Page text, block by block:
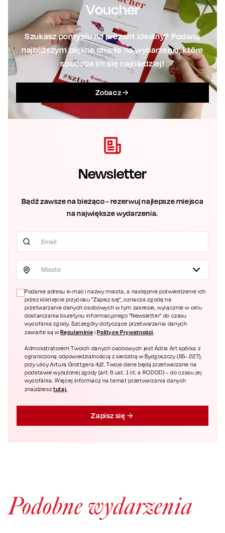
Voucher
Szukasz pomysłu na prezent idealny? Podaruj
najbliższym piękne chwile na wydarzeniu, które
spodoba im się najbardziej!
Zobacz
Newsletter
Bądź zawsze na bieżąco - rezerwuj najlepsze miejsca
na największe wydarzenia.
Miasto
Podanie adresu e-mail i nazwy miasta, a następnie potwierdzenie ich
przez kliknięcie przycisku "Zapisz się", oznacza zgodę na
przetwarzanie danych osobowych w tym zakresie, wyłącznie w celu
dostarczania biuletynu informacyjnego "Newsletter" do czasu
wycofania zgody. Szczegóły dotyczące przetwarzania danych
zawarte są wRegulaminie i Polityce Prywatności.
Administratorem Twoich danych osobowych jest Adria Art spółka z
ograniczoną odpowiedzialnością z siedzibą w Bydgoszczy (85- 227),
przy ulicy Artura Grottgera 4/2. Twoje dane będą przetwarzane na
podstawie wyrażonej zgody (art. 6 ust. 1 lit. a RODOD) – do czasu jej
wycofania. Więcej informacji na temat przetwarzania danych
znajdziesztutaj.
Zapisz się
Podobne wydarzenia